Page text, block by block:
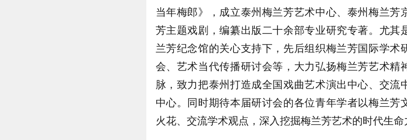
当年梅郎》，成立泰州梅兰芳艺术中心、泰州梅兰芳
芳主题戏剧，编纂出版二十余部专业研究专著。尤其
兰芳纪念馆的关心支持下，先后组织梅兰芳国际学术
会、艺术当代传播研讨会等，大力弘扬梅兰芳艺术精
脉，致力把泰州打造成全国戏曲艺术演出中心、交流
中心。同时期待本届研讨会的各位青年学者以梅兰芳
火花、交流学术观点，深入挖掘梅兰芳艺术的时代生命